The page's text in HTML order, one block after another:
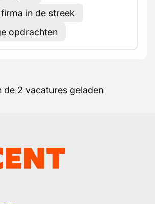
in de streek
opdrachten
de 2 vacatures geladen